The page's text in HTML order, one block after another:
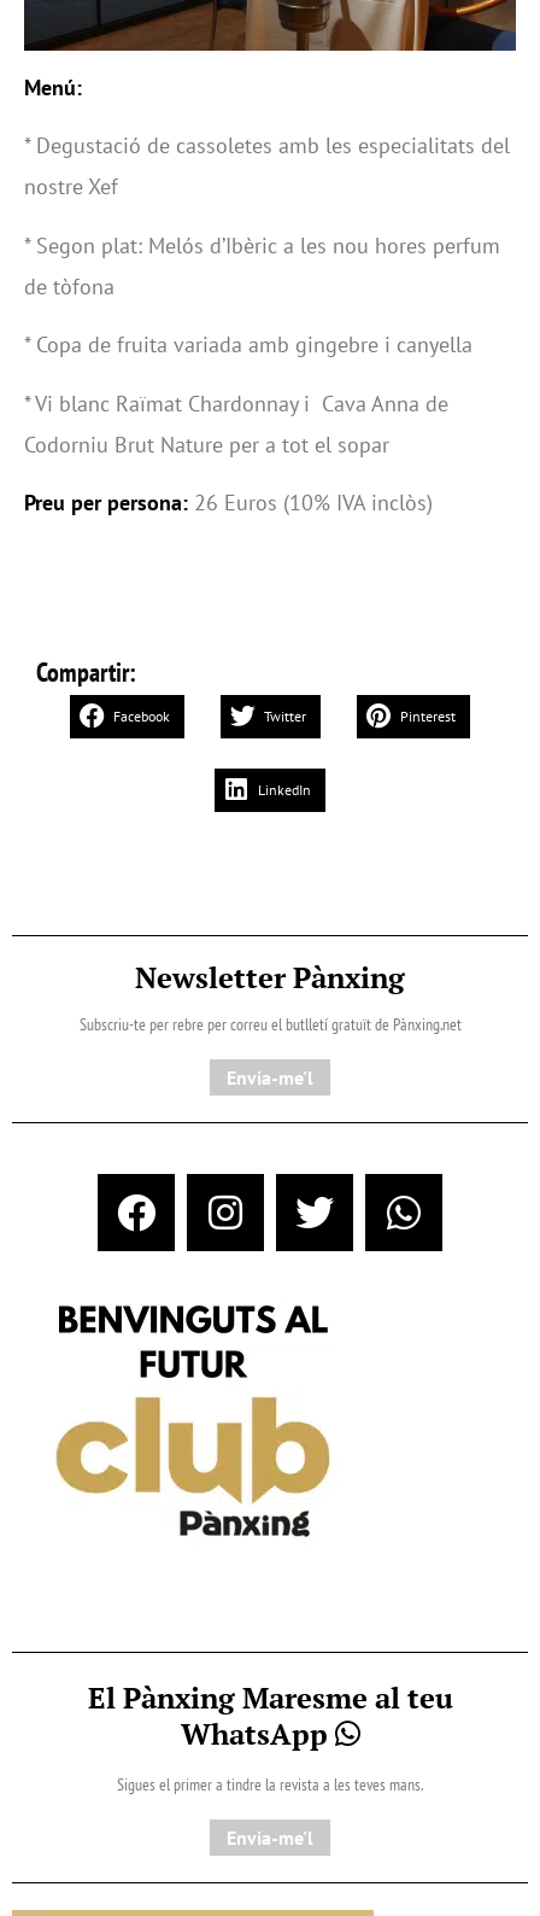
Menú:
* Degustació de cassoletes amb les especialitats del
nostre Xef
* Segon plat: Melós d’Ibèric a les nou hores perfum
de tòfona
* Copa de fruita variada amb gingebre i canyella
* Vi blanc Raïmat Chardonnay i Cava Anna de
Codorniu Brut Nature per a tot el sopar
Preu per persona: 26 Euros (10% IVA inclòs)
Compartir:
Facebook Twitter Pinterest
LinkedIn
Newsletter Pànxing
Subscriu-te per rebre per correu el butlletí gratuït de Pànxing.net​
Envia-me'l
El Pànxing Maresme al teu
WhatsApp
Sigues el primer a tindre la revista a les teves mans.
Envia-me'l